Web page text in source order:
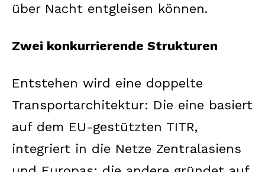
über Nacht entgleisen können.
Zwei konkurrierende Strukturen
Entstehen wird eine doppelte
Transportarchitektur: Die eine basiert
auf dem EU-gestützten TITR,
integriert in die Netze Zentralasiens